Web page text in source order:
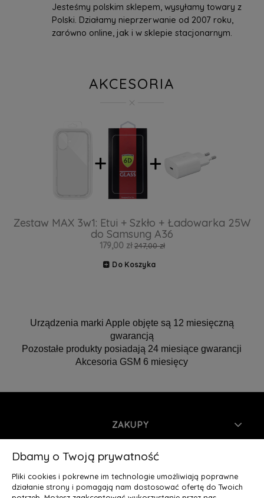
Jesteśmy polskim sklepem, wysyłamy towary z
Polski. Działamy nieprzerwanie od 2007 roku,
zarówno online, jak i w sklepie stacjonarnym.
AKCESORIA
Zestaw MAX 3w1: Etui + Szkło + Ładowarka 25W
do Samsung A36
179,00 zł 247,00 zł
Do Koszyka
Urządzenia marki Apple objęte są 12 miesięczną
gwarancją
Pozostałe produkty posiadają 24 miesiące gwarancji
Akcesoria GSM 6 miesięcy
ZAKUPY
INFORMACJE
MOJE KONTO
Dbamy o Twoją prywatność
Pliki cookies i pokrewne im technologie umożliwiają poprawne
działanie strony i pomagają nam dostosować ofertę do Twoich